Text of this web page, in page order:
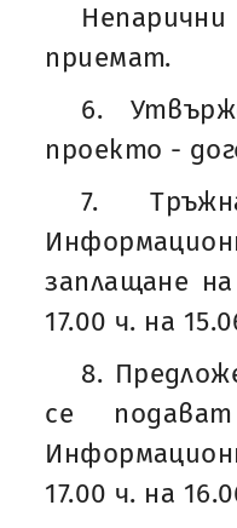
приемат.
6.
проекто -
7.
заплащане
17.00 ч. на
8.
се
17.00 ч. на